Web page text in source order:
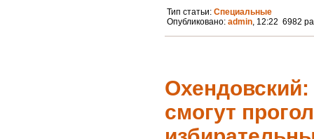
Тип статьи: Специальные
Опубликовано: admin, 12:22 6982
cмогут